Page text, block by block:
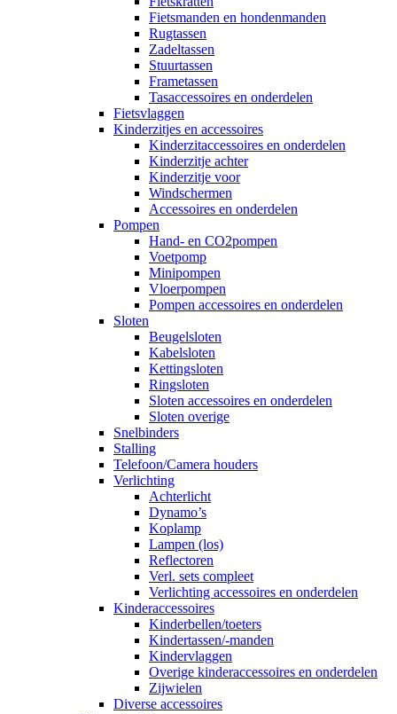
Fietsmanden en hondenmanden
Rugtassen
Zadeltassen
Stuurtassen
Frametassen
Tasaccessoires en onderdelen
Fietsvlaggen
Kinderzitjes en accessoires
Kinderzitaccessoires en onderdelen
Kinderzitje achter
Kinderzitje voor
Windschermen
Accessoires en onderdelen
Pompen
Hand- en CO2pompen
Voetpomp
Minipompen
Vloerpompen
Pompen accessoires en onderdelen
Sloten
Beugelsloten
Kabelsloten
Kettingsloten
Ringsloten
Sloten accessoires en onderdelen
Sloten overige
Snelbinders
Stalling
Telefoon/Camera houders
Verlichting
Achterlicht
Dynamo’s
Koplamp
Lampen (los)
Reflectoren
Verl. sets compleet
Verlichting accessoires en onderdelen
Kinderaccessoires
Kinderbellen/toeters
Kindertassen/-manden
Kindervlaggen
Overige kinderaccessoires en onderdelen
Zijwielen
Diverse accessoires